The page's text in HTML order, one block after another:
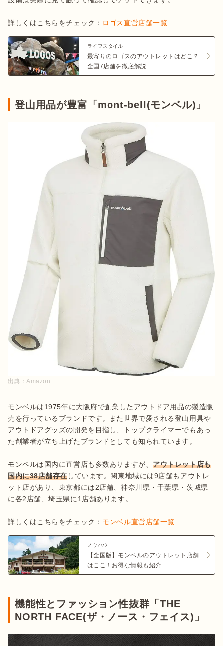
詳しくはこちらをチェック： ロゴス直営店舗一覧
ライフスタイル
最寄りのロゴスのアウトレットはどこ？
全国7店舗を徹底解説
登山用品が豊富「mont-bell(モンベル)」
出典：Amazon
モンベルは1975年に大阪府で創業したアウトドア用品の製造販
売を行っているブランドです。また世界で愛される登山用具や
アウトドアグッズの開発を目指し、トップクライマーでもあっ
た創業者が立ち上げたブランドとしても知られています。
モンベルは国内に直営店も多数ありますが、アウトレット店も
国内に38店舗存在しています。関東地域には9店舗もアウトレ
ット店があり、東京都には2店舗、神奈川県・千葉県・茨城県
に各2店舗、埼玉県に1店舗あります。
詳しくはこちらをチェック： モンベル直営店舗一覧
ノウハウ
【全国版】モンベルのアウトレット店舗
はここ！お得な情報も紹介
機能性とファッション性抜群「THE
NORTH FACE(ザ・ノース・フェイス)」